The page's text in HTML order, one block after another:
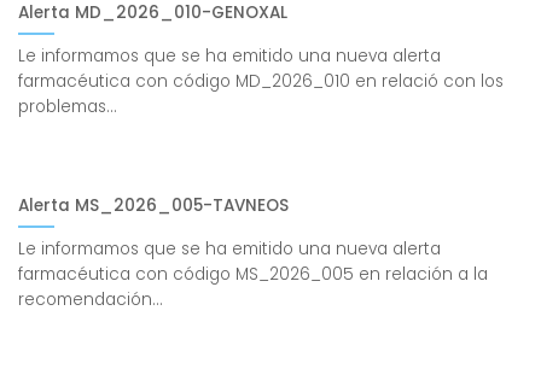
Alerta MD_2026_010-GENOXAL
Le informamos que se ha emitido una nueva alerta
farmacéutica con código MD_2026_010 en relació con los
problemas...
Alerta MS_2026_005-TAVNEOS
Le informamos que se ha emitido una nueva alerta
farmacéutica con código MS_2026_005 en relación a la
recomendación...